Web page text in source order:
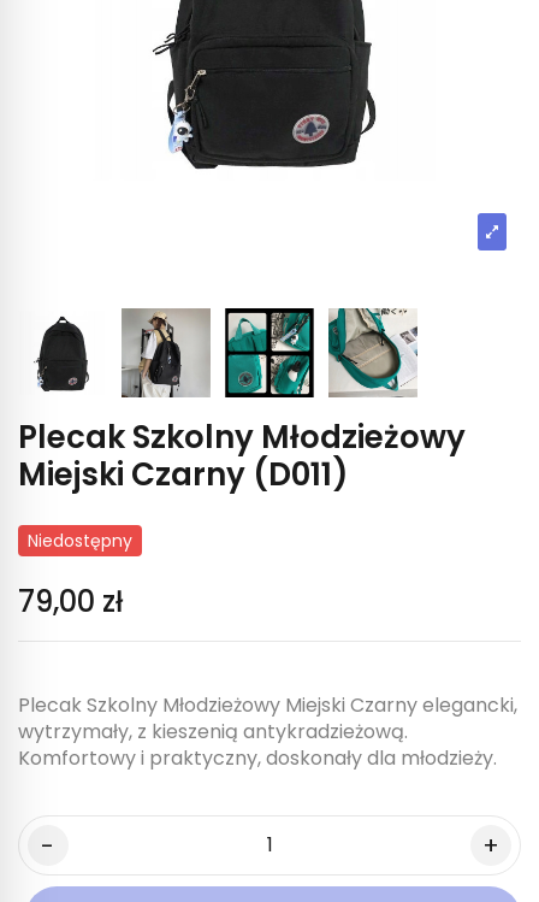
Plecak Szkolny Młodzieżowy
Miejski Czarny (D011)
Niedostępny
79,00 zł
Plecak Szkolny Młodzieżowy Miejski Czarny elegancki,
wytrzymały, z kieszenią antykradzieżową.
Komfortowy i praktyczny, doskonały dla młodzieży.